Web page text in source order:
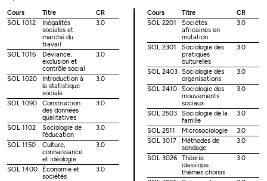
Cours
Titre
CR
SOL 1012
Inégalités
sociales et
marché du
travail
3.0
SOL 1016
Déviance,
exclusion et
contrôle social
3.0
SOL 1020
Introduction à
la statistique
sociale
3.0
SOL 1090
Construction
des données
qualitatives
3.0
SOL 1102
Sociologie de
l'éducation
3.0
SOL 1150
Culture,
connaissance
et idéologie
3.0
SOL 1400
Économie et
sociétés
3.0
Cours Titre
CR
SOL 2201
Sociétés
africaines en
mutation
3.0
SOL 2301
Sociologie des
pratiques
culturelles
3.0
SOL 2403 Sociologie des
organisations
3.0
SOL 2410
Sociologie des
mouvements
sociaux
3.0
SOL 2503
Sociologie de la
famille
3.0
SOL 2511 Microsociologie
3.0
SOL 3017
Méthodes de
sondage
3.0
SOL 3026
Théorie
classique :
thèmes choisis
3.0